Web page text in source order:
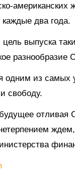
два года.
выпуска
одним из самых
свободу.
отливая